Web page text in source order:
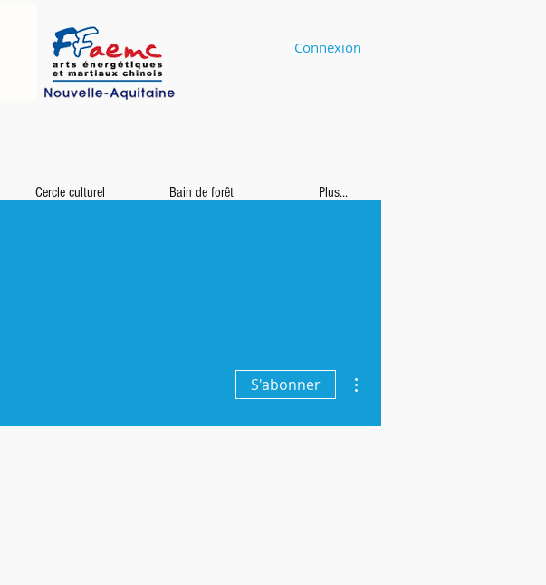
Connexion
Cercle culturel Bain de forêt Plus...
S'abonner